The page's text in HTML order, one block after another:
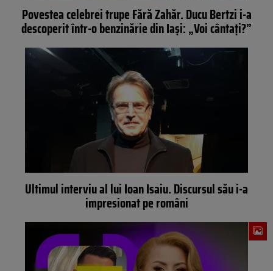
Povestea celebrei trupe Fără Zahăr. Ducu Bertzi i-a
descoperit într-o benzinărie din Iași: „Voi cântați?”
Ultimul interviu al lui Ioan Isaiu. Discursul său i-a
impresionat pe români